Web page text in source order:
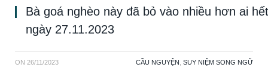
Bà goá nghèo này đã bỏ vào nhiều hơn ai
ngày 27.11.2023
ON 26/11/2023 CẦU NGUYỆN SUY NIỆM SONG NGỮ